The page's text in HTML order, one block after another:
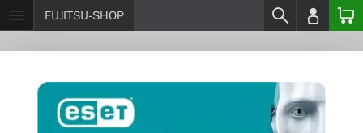
FUJITSU-SHOP